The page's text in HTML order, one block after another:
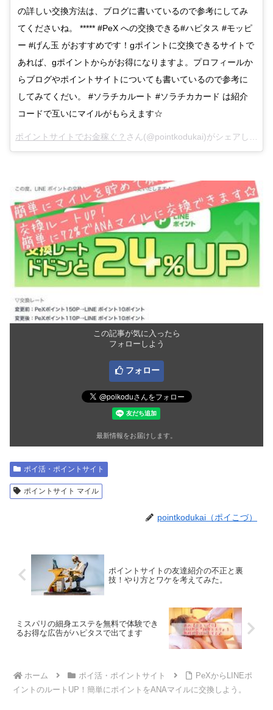
の詳しい交換方法は、ブログに書いているので参考にしてみ
てくださいね。 ***** #PeX への交換できる#ハピタス #モッピ
ー #げん玉 がおすすめです！gポイントに交換できるサイトで
あれば、gポイントからがお得になりますよ。プロフィールか
らブログやポイントサイトについても書いているので参考に
してみてくだい。 #ソラチカルート #ソラチカカード は紹介
コードで互いにマイルがもらえます☆
ポイントサイトでお金稼ぐ？ さん(@pointkodukai)がシェアした投稿 –
この記事が気に入ったら
フォローしよう
フォロー
最新情報をお届けします。
ポイ活・ポイントサイト
ポイントサイト マイル
pointkodukai（ポイこづ）
ポイントサイトの友達紹介の不正と裏
技！やり方とワケを考えてみた。
ミスパリの細身エステを無料で体験でき
るお得な広告がハピタスで出てます
ホーム ポイ活・ポイントサイト
PeXからLINEポ
イントのルートUP！簡単にポイントをANAマイルに交換しよう。